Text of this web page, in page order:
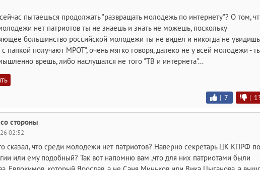
пытаешься продолжать "развращать молодежь по интернету"? О том,
нет патриотов ты не знаешь и знать не можешь, поскольку
большинство российской молодежи ты не видел и никогда не
папкой получают МРОТ", очень мягко говоря, далеко не у всей молодежи -
врешь, либо наслушался не того "ТВ и интернета"...
| 7 |
стороны
02:52
сказал, что среди молодежи нет патриотов? Наверно секретарь ЦК КПРФ по
или ему подобный? Так вот напомню вам ,что для них патриотами были